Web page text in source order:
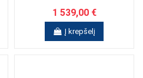
1 539,00 €
Į krepšelį